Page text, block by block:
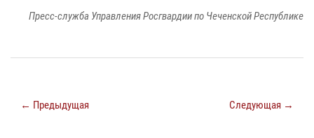
Пресс-служба Управления Росгвардии по Чеченской Республике
← Предыдущая Следующая →